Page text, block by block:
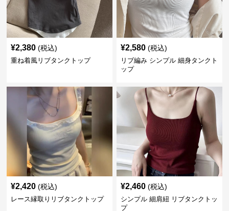
¥2,380 (税込)
重ね着風リブタンクトップ
¥2,580 (税込)
リブ編み シンプル 細身タンクト
ップ
¥2,420 (税込)
レース縁取りリブタンクトップ
¥2,460 (税込)
シンプル 細肩紐 リブタンクトッ
プ